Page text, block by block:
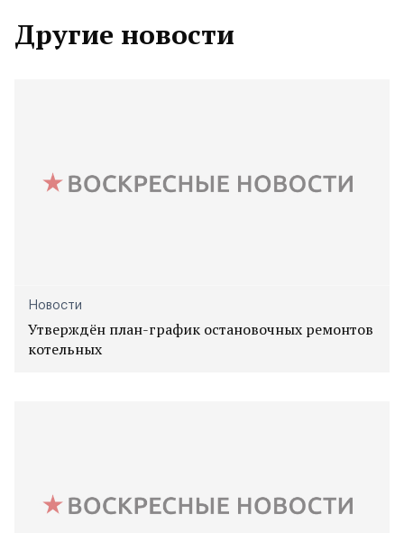
Другие новости
Новости
Утверждён план-график остановочных ремонтов
котельных